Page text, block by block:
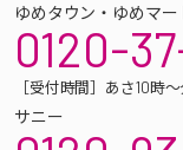
ゆめタウン・ゆめマー
0120-
［受付時間］あさ10時
サニー